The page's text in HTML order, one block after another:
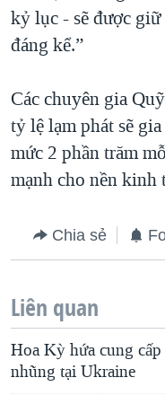
kỷ lục - sẽ được
đáng kể.”
Các chuyên gia
tỷ lệ lạm phát sẽ
mức 2 phần trăm
mạnh cho nền kinh
Chia sẻ
Liên quan
Hoa Kỳ hứa cung
nhũng tại Ukraine